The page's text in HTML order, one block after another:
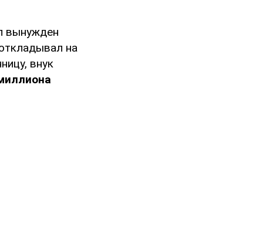
вынужден
на
внук